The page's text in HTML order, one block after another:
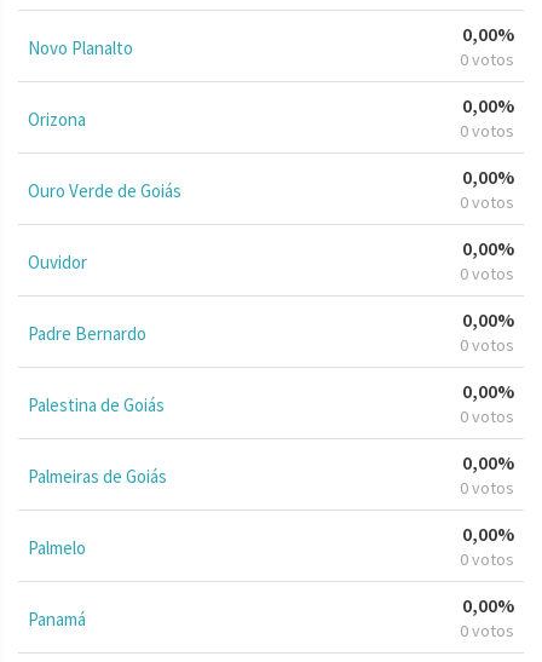
Novo Planalto
0,00%
0 votos
Orizona
0,00%
0 votos
Ouro Verde de Goiás
0,00%
0 votos
Ouvidor
0,00%
0 votos
Padre Bernardo
0,00%
0 votos
Palestina de Goiás
0,00%
0 votos
Palmeiras de Goiás
0,00%
0 votos
Palmelo
0,00%
0 votos
Panamá
0,00%
0 votos